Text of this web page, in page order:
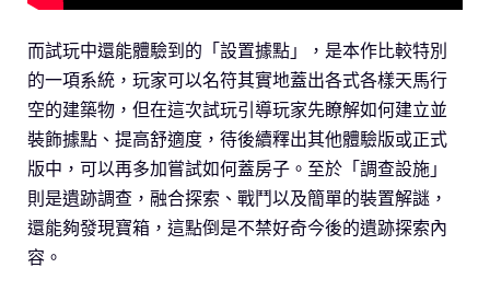
而試玩中還能體驗到的「設置據點」，是本作比較特別
的一項系統，玩家可以名符其實地蓋出各式各樣天馬行
空的建築物，但在這次試玩引導玩家先瞭解如何建立並
裝飾據點、提高舒適度，待後續釋出其他體驗版或正式
版中，可以再多加嘗試如何蓋房子。至於「調查設施」
則是遺跡調查，融合探索、戰鬥以及簡單的裝置解謎，
還能夠發現寶箱，這點倒是不禁好奇今後的遺跡探索內
容。